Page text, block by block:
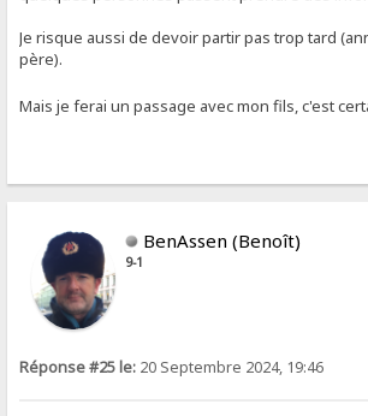
Je risque aussi de devoir partir pas trop tard
père).
Mais je ferai un passage avec mon fils, c'est
BenAssen (Benoît)
9-1
Réponse #25 le: 20 Septembre 2024, 19:46